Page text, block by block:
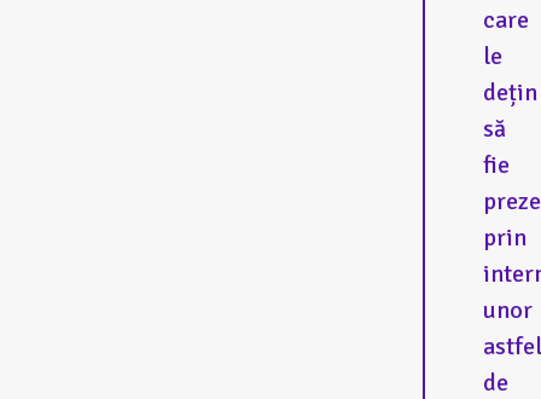
care
le
dețin
să
fie
prin
unor
astfel
de